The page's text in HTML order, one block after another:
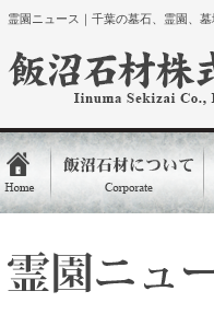
霊園ニュース｜千葉の墓石、霊園、